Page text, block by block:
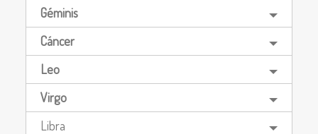
Géminis
Cáncer
Leo
Virgo
Libra